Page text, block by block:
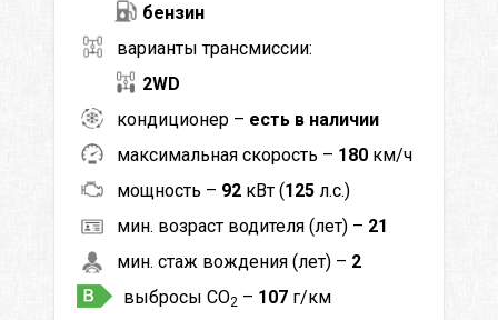
бензин
варианты трансмиссии:
2WD
кондиционер – есть в наличии
максимальная скорость – 180 км/ч
мощность – 92 кВт (125 л.с.)
мин. возраст водителя (лет) – 21
мин. стаж вождения (лет) – 2
выбросы CO2 – 107 г/км